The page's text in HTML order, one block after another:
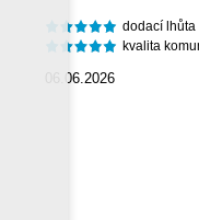
dodací lhůta
kvalita
06.06.2026